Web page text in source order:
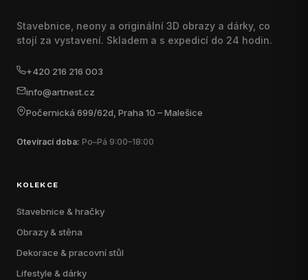
Stavebnice, neony a originální 3D obrazy a dárky, co
stojí za vystavení. Skladem a s expedicí do 24 hodin.
+420 216 216 003
info@artnest.cz
Počernická 699/62d, Praha 10 – Malešice
Otevírací doba: Po–Pá 9:00–18:00
KOLEKCE
Stavebnice & hračky
Obrazy & stěna
Dekorace & pracovní stůl
Lifestyle & dárky